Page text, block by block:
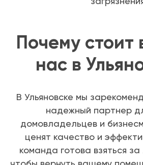
Почему стоит
нас в
В Ульяновске мы
надежный партнер
домовладельцев и
ценят качество и
команда готова взяться